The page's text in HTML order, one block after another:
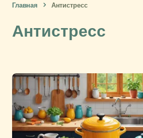
Главная Антистресс
Антистресс